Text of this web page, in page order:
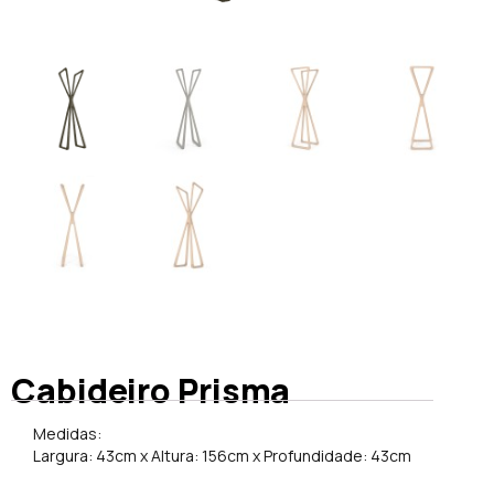
Cabideiro Prisma
Medidas:
Largura: 43cm x Altura: 156cm x Profundidade: 43cm